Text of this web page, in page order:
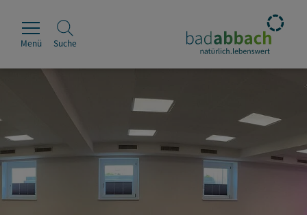
Rathaus
Erleben
Leben & Wohnen
Menü Suche